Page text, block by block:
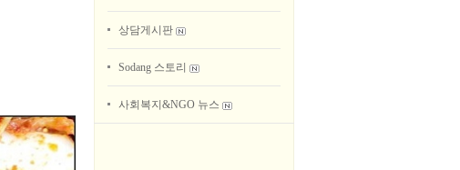
상담게시판
Sodang 스토리
사회복지&NGO 뉴스